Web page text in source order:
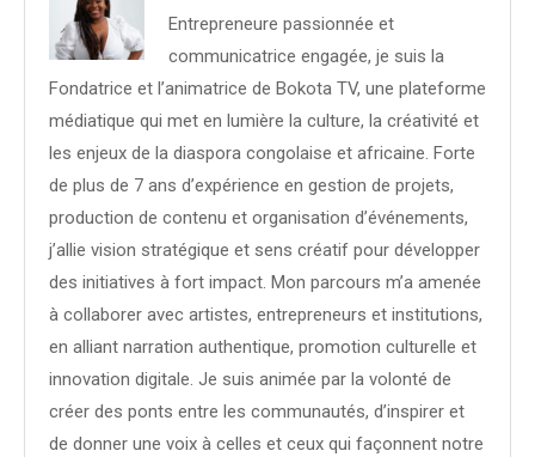
Entrepreneure passionnée et
communicatrice engagée, je suis la
Fondatrice et l’animatrice de Bokota TV, une plateforme
médiatique qui met en lumière la culture, la créativité et
les enjeux de la diaspora congolaise et africaine. Forte
de plus de 7 ans d’expérience en gestion de projets,
production de contenu et organisation d’événements,
j’allie vision stratégique et sens créatif pour développer
des initiatives à fort impact. Mon parcours m’a amenée
à collaborer avec artistes, entrepreneurs et institutions,
en alliant narration authentique, promotion culturelle et
innovation digitale. Je suis animée par la volonté de
créer des ponts entre les communautés, d’inspirer et
de donner une voix à celles et ceux qui façonnent notre